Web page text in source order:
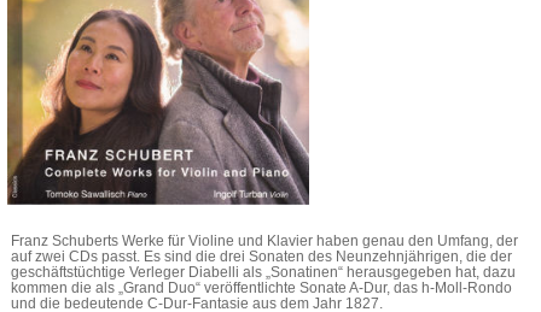
Franz Schuberts Werke für Violine und Klavier haben genau den Umfang, der
auf zwei CDs passt. Es sind die drei Sonaten des Neunzehnjährigen, die der
geschäftstüchtige Verleger Diabelli als „Sonatinen“ herausgegeben hat, dazu
kommen die als „Grand Duo“ veröffentlichte Sonate A-Dur, das h-Moll-Rondo
und die bedeutende C-Dur-Fantasie aus dem Jahr 1827.